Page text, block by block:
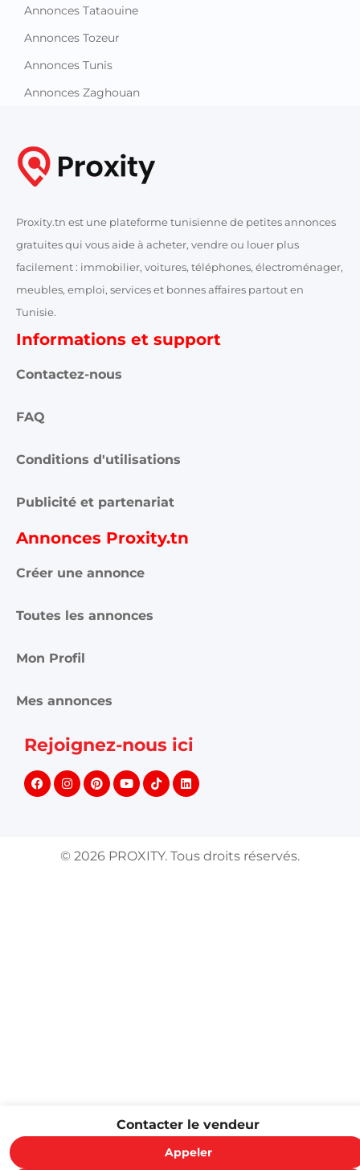
Contacter le vendeur
Appeler
Annonces Tataouine
Annonces Tozeur
Annonces Tunis
Annonces Zaghouan
Proxity.tn est une plateforme tunisienne de petites annonces
gratuites qui vous aide à acheter, vendre ou louer plus
facilement : immobilier, voitures, téléphones, électroménager,
meubles, emploi, services et bonnes affaires partout en
Tunisie.
Informations et support
Contactez-nous
FAQ
Conditions d'utilisations
Publicité et partenariat
Annonces Proxity.tn
Créer une annonce
Toutes les annonces
Mon Profil
Mes annonces
Rejoignez-nous ici
© 2026 PROXITY. Tous droits réservés.